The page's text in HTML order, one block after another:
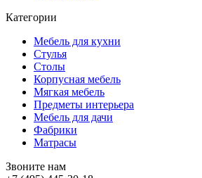
Категории
Мебель для кухни
Стулья
Столы
Корпусная мебель
Мягкая мебель
Предметы интерьера
Мебель для дачи
Фабрики
Матраcы
Звоните нам